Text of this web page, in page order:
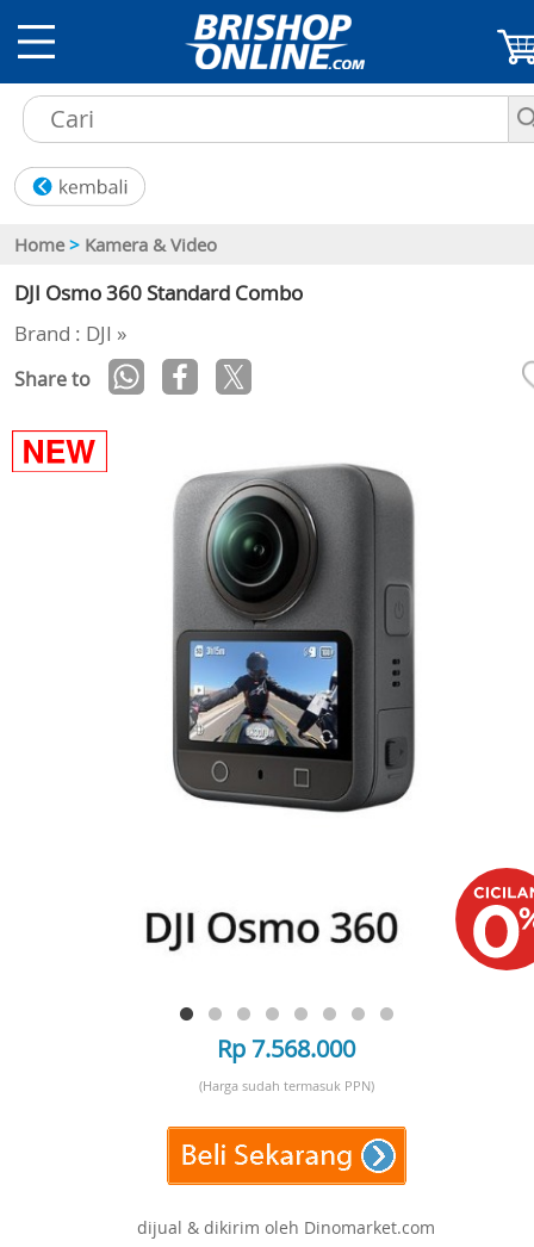
Home > Kamera & Video
DJI Osmo 360 Standard Combo
Brand : DJI »
Share to
Rp 7.568.000
(Harga sudah termasuk PPN)
dijual & dikirim oleh Dinomarket.com